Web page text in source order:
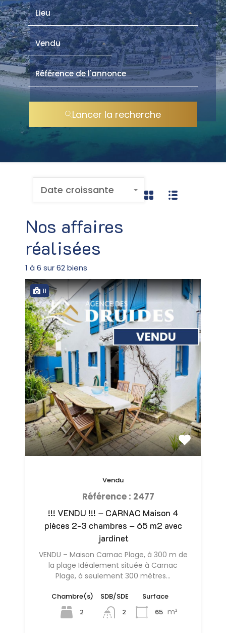
Nos affaires
réalisées
1 à 6 sur62biens
Date croissante
Lieu
Vendu
Lancer la recherche
11
!!! VENDU !!! – CARNAC Maison 4
pièces 2-3 chambres – 65 m2 avec
jardinet
VENDU – Maison Carnac Plage, à 300 m de
la plage Idéalement située à Carnac
Plage, à seulement 300 mètres…
Chambre(s)
2
SDB/SDE
2
Surface
65 m²
Vendu
Référence : 2477